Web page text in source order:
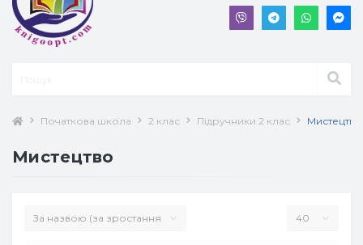
Початкова школа 2 клас Підручники 2 клас Мистецтво
Мистецтво